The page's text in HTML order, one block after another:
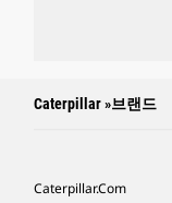
Caterpillar »브랜드
Caterpillar.com